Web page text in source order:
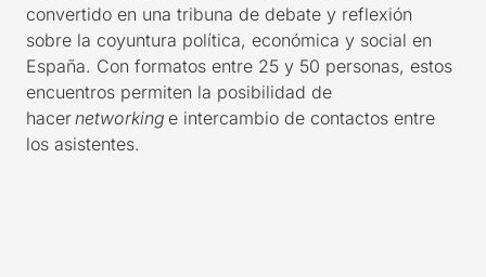
convertido en una tribuna de debate y reflexión
sobre la coyuntura política, económica y social en
España. Con formatos entre 25 y 50 personas, estos
encuentros permiten la posibilidad de
hacernetworking e intercambio de contactos entre
los asistentes.